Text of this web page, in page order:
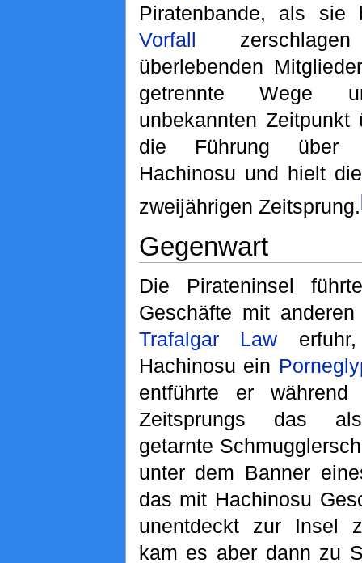
Piratenbande, als
Vorfall
überlebenden
getrennte Wege
unbekannten Zeitpunkt
die Führung über
Hachinosu und hielt
zweijährigen Zeitsprung.
Gegenwart
Die Pirateninsel
Geschäfte mit
Trafalgar Law
Hachinosu ein
entführte er während
Zeitsprungs das
getarnte
unter dem Banner
das mit Hachinosu
unentdeckt zur Insel
kam es aber dann zu